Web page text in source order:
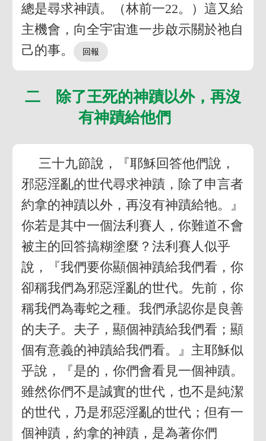
總是尋求神蹟。（林前一22。）這又給
主機會，向全宇宙進一步啟示關於祂自
己的事。
二 除了王死的神蹟以外，再沒
有神蹟給他們
三十九節說，『耶穌回答他們說，
邪惡淫亂的世代尋求神蹟，除了申言者
約拿的神蹟以外，再沒有神蹟給牠。』
你若是其中一個法利賽人，你難道不會
被主的回答搞糊塗麼？法利賽人似乎
說，『我們要你顯個神蹟給我們看，你
卻稱我們為邪惡淫亂的世代。先前，你
稱我們為毒蛇之種。我們承認你是良善
的夫子。夫子，顯個神蹟給我們看；顯
個有意義的神蹟給我們看。』主耶穌似
乎說，『是的，你們會看見一個神蹟。
雖然你們不是誠實的世代，也不是純潔
的世代，乃是邪惡淫亂的世代；但有一
個神蹟，約拿的神蹟，是為著你們